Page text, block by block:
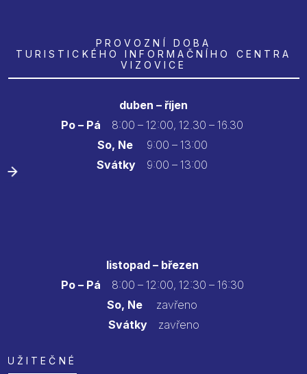
PROVOZNÍ DOBA
TURISTICKÉHO INFORMAČNÍHO CENTRA
VIZOVICE
duben – říjen
Po – Pá
8:00 – 12:00, 12.30 – 16.30
So, Ne9:00 – 13:00
Svátky 9:00 – 13:00
listopad – březen
Po – Pá 8:00 – 12:00, 12:30 – 16:30
So, Ne zavřeno
Svátkyzavřeno
UŽITEČNÉ